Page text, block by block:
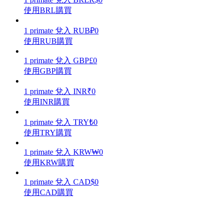
增值寶
使用BRL購買
1 primate 兌入 RUB₽0
使用RUB購買
1 primate 兌入 GBP£0
使用GBP購買
1 primate 兌入 INR₹0
使用INR購買
1 primate 兌入 TRY₺0
使用TRY購買
1 primate 兌入 KRW₩0
使用KRW購買
1 primate 兌入 CAD$0
使用CAD購買